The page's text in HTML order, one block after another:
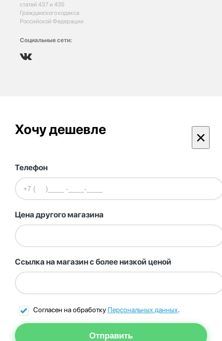
статей 437 и 435
Гражданского кодекса
Российской Федерации
Социальные сети:
Хочу дешевле ×
Телефон
Цена другого магазина
Ссылка на магазин с более низкой ценой
Согласен на обработку Персональных данных.
Отправить